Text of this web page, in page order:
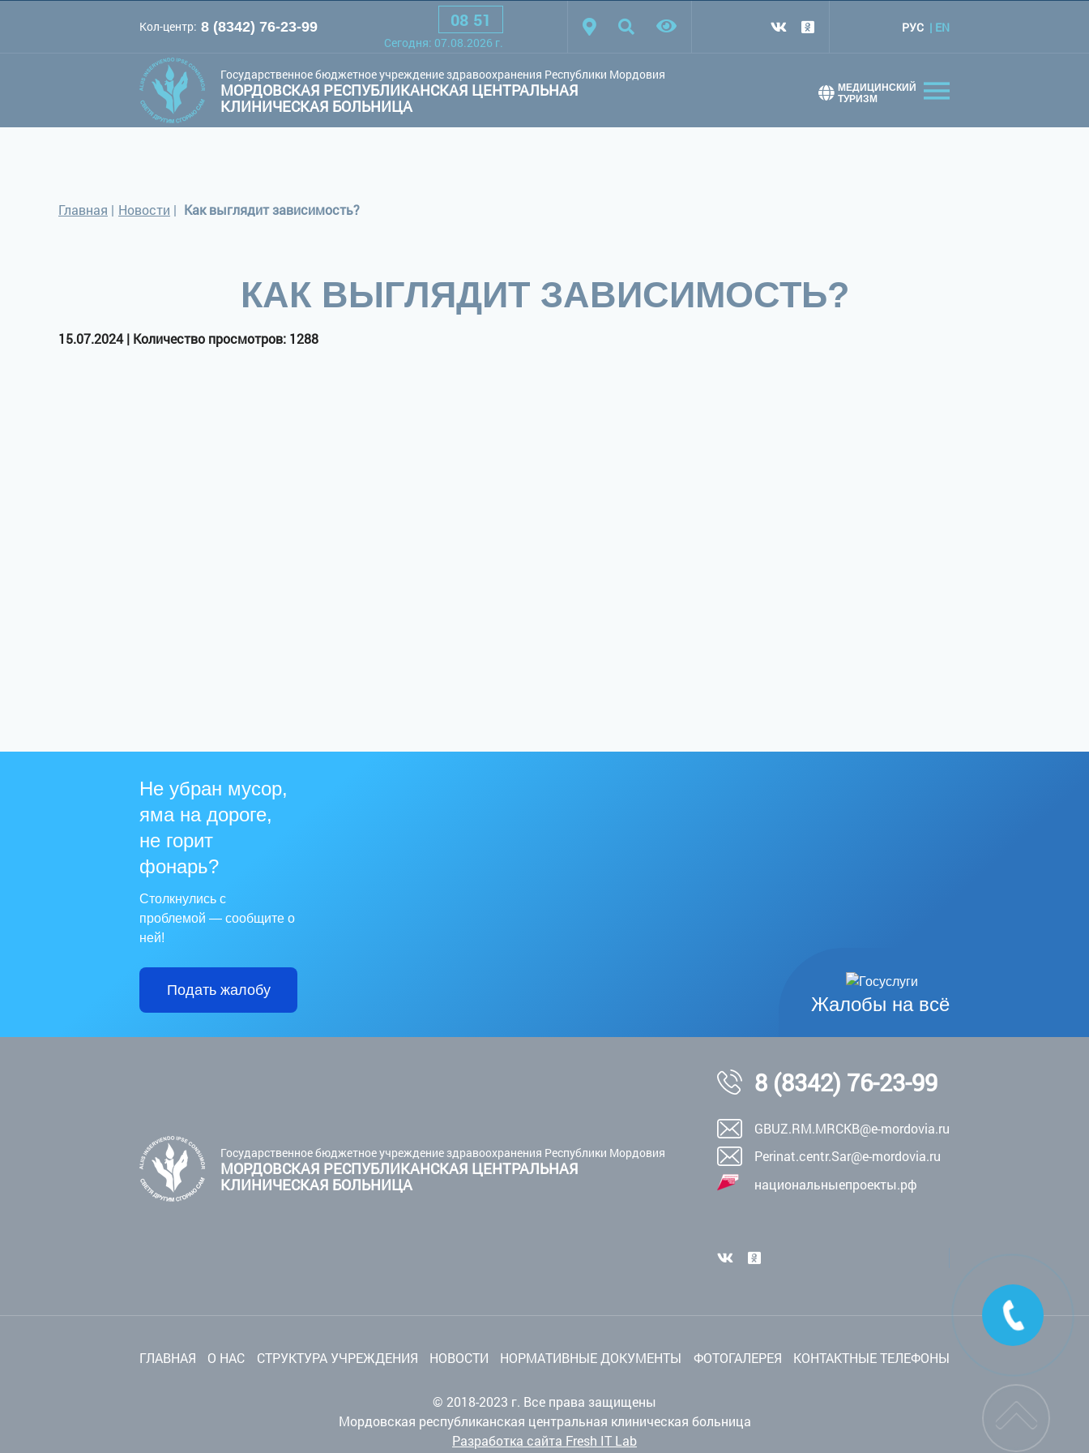
Шрифт: A A A Белая схема Черная схема Обычный сайт
Кол-центр: 8 (8342) 76-23-99 08 51
Cегодня: 07.08.2026 г.
РУС EN
Государственное бюджетное учреждение здравоохранения Республики Мордовия
МОРДОВСКАЯ РЕСПУБЛИКАНСКАЯ ЦЕНТРАЛЬНАЯ
КЛИНИЧЕСКАЯ БОЛЬНИЦА
МЕДИЦИНСКИЙ
ТУРИЗМ
Главная | Новости | Как выглядит зависимость?
КАК ВЫГЛЯДИТ ЗАВИСИМОСТЬ?
15.07.2024 | Количество просмотров: 1288
Жалобы на всё
Не убран мусор,
яма на дороге,
не горит
фонарь?
Столкнулись с
проблемой — сообщите о
ней!
Подать жалобу
Государственное бюджетное учреждение здравоохранения Республики Мордовия
МОРДОВСКАЯ РЕСПУБЛИКАНСКАЯ ЦЕНТРАЛЬНАЯ
КЛИНИЧЕСКАЯ БОЛЬНИЦА
8 (8342) 76-23-99
GBUZ.RM.MRCKB@e-mordovia.ru
Perinat.centr.Sar@e-mordovia.ru
национальныепроекты.рф
ГЛАВНАЯ О НАС СТРУКТУРА УЧРЕЖДЕНИЯ НОВОСТИ НОРМАТИВНЫЕ ДОКУМЕНТЫ ФОТОГАЛЕРЕЯ КОНТАКТНЫЕ ТЕЛЕФОНЫ
© 2018-2023 г. Все права защищены
Мордовская республиканская центральная клиническая больница
Разработка сайта Fresh IT Lab